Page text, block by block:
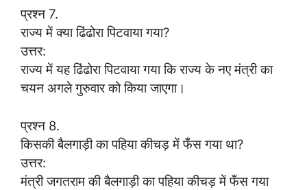
प्रश्न 7.
राज्य में क्या ढिंढोरा पिटवाया गया?
उत्तर:
राज्य में यह ढिंढोरा पिटवाया गया कि राज्य के नए मंत्री का
चयन अगले गुरुवार को किया जाएगा।
प्रश्न 8.
किसकी बैलगाड़ी का पहिया कीचड़ में फँस गया था?
उत्तर:
मंत्री जगतराम की बैलगाड़ी का पहिया कीचड़ में फँस गया